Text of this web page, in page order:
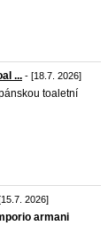
... - [18.7. 2026]
toaletní
2026]
armani